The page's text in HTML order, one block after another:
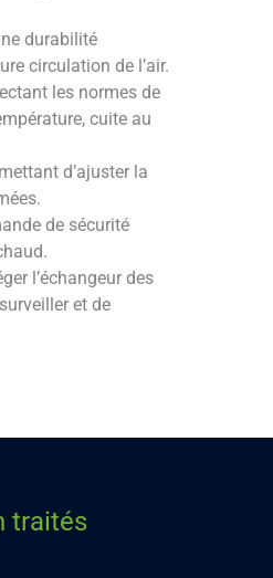
durabilité
circulation de l’air.
les normes de
cuite au
d’ajuster la
de sécurité
l’échangeur des
et de
traités